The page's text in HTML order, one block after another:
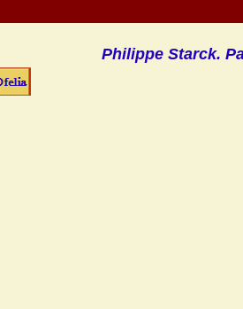
Philippe Starck.